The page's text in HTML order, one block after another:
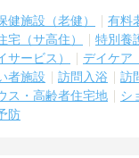
健施設（老健） 有料
宅（サ高住）
特別養
サービス） デイケア
者施設 訪問入浴 訪
ス・高齢者住宅地 シ
防